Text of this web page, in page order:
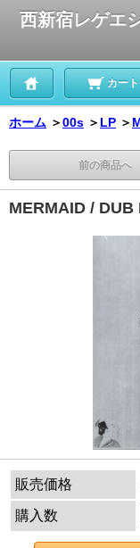
西新宿レゲエ
カート
ホーム ＞00s ＞ LP ＞
前の商品へ
MERMAID / DUB
販売価格
購入数